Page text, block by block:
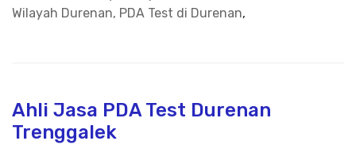
Wilayah Durenan, PDA Test di Durenan,
Ahli Jasa PDA Test Durenan
Trenggalek